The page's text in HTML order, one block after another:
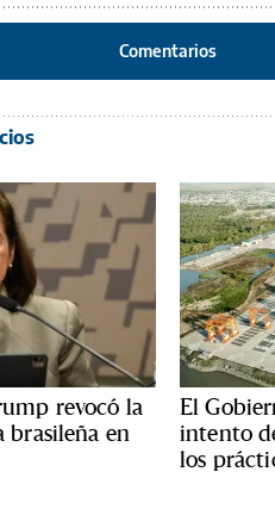
Comentarios
revocó la
brasileña en
El
intento
los